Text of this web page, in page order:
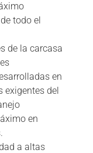
todo el
de la carcasa
en
exigentes del
en
a altas